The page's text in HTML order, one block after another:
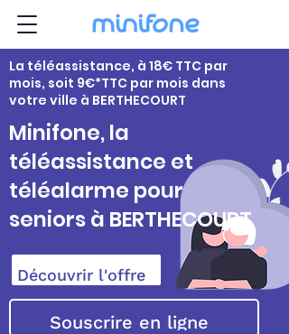
La téléassistance, à 18€ TTC par
mois, soit 9€*TTC par mois dans
votre ville à BERTHECOURT
Minifone, la
téléassistance et
téléalarme pour
seniors à BERTHECOURT
Découvrir l'offre
Souscrire en ligne